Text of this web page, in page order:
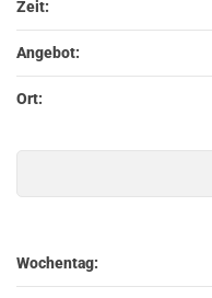
Zeit:
Angebot:
Ort:
Wochentag: